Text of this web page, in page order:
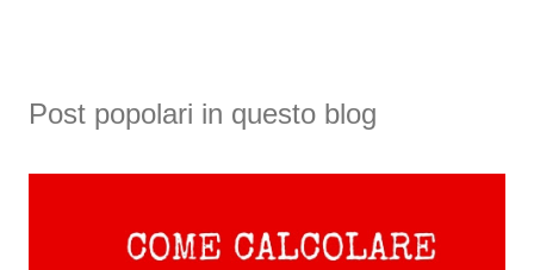
Post popolari in questo blog